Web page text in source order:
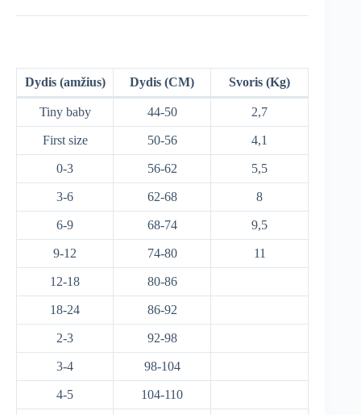
Dydis (amžius) Dydis (CM) Svoris (Kg)
Tiny baby 44-50 2,7
First size 50-56 4,1
0-3 56-62 5,5
3-6 62-68 8
6-9 68-74 9,5
9-12 74-80 11
12-18 80-86
18-24 86-92
2-3 92-98
3-4 98-104
4-5 104-110